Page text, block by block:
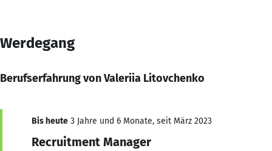
Werdegang
Berufserfahrung von Valeriia Litovchenko
Bis heute 3 Jahre und 6 Monate, seit März 2023
Recruitment Manager